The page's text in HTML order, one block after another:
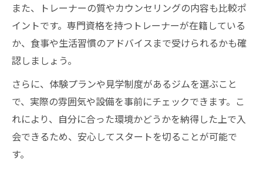
グ
トレーナーの対応力がジム選びを左右する
理由
ジムで受けられる特典や体験サポートの魅
力
仕事帰りに始めるプライベートジム活用術
仕事帰りでも無理なく通えるジム選びの工
夫
また、トレーナーの質やカウンセリングの内容も比較ポ
イントです。専門資格を持つトレーナーが在籍している
か、食事や生活習慣のアドバイスまで受けられるかも確
認しましょう。
さらに、体験プランや見学制度があるジムを選ぶこと
で、実際の雰囲気や設備を事前にチェックできます。こ
れにより、自分に合った環境かどうかを納得した上で入
会できるため、安心してスタートを切ることが可能で
す。